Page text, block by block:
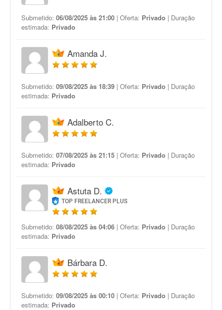
Submetido: 06/08/2025 às 21:00 | Oferta: Privado | Duração
estimada: Privado
Amanda J.
Submetido: 09/08/2025 às 18:39 | Oferta: Privado | Duração
estimada: Privado
Adalberto C.
Submetido: 07/08/2025 às 21:15 | Oferta: Privado | Duração
estimada: Privado
Astuta D.
TOP FREELANCER PLUS
Submetido: 08/08/2025 às 04:06 | Oferta: Privado | Duração
estimada: Privado
Bárbara D.
Submetido: 09/08/2025 às 00:10 | Oferta: Privado | Duração
estimada: Privado